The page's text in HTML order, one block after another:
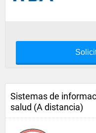
Sistemas de
salud (A distancia)